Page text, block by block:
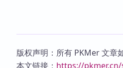
版权声明：所有 PKMer 文章
本文链接： https://pkmer.cn/